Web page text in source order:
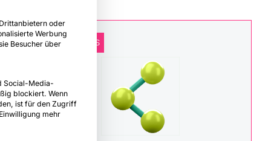
NEUE UPDATES
oder
Werbung
Besucher über
Social-Media-
blockiert. Wenn
ist für den Zugriff
mehr